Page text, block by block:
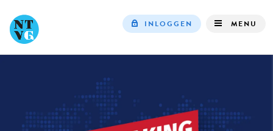
INLOGGEN MENU